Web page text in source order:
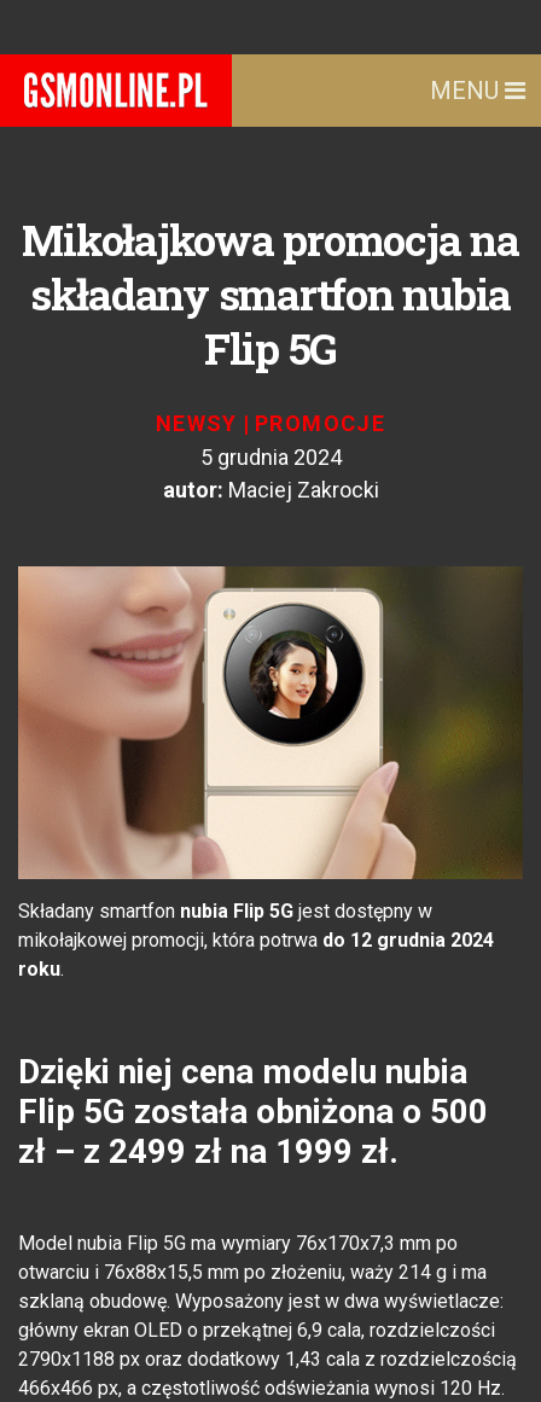
MENU
Mikołajkowa promocja na
składany smartfon nubia
Flip 5G
NEWSY | PROMOCJE
5 grudnia 2024
autor: Maciej Zakrocki
Składany smartfon nubia Flip 5G jest dostępny w
mikołajkowej promocji, która potrwa do 12 grudnia 2024
roku.
Dzięki niej cena modelu nubia
Flip 5G została obniżona o 500
zł – z 2499 zł na 1999 zł.
Model nubia Flip 5G ma wymiary 76x170x7,3 mm po
otwarciu i 76x88x15,5 mm po złożeniu, waży 214 g i ma
szklaną obudowę. Wyposażony jest w dwa wyświetlacze:
główny ekran OLED o przekątnej 6,9 cala, rozdzielczości
2790x1188 px oraz dodatkowy 1,43 cala z rozdzielczością
466x466 px, a częstotliwość odświeżania wynosi 120 Hz.